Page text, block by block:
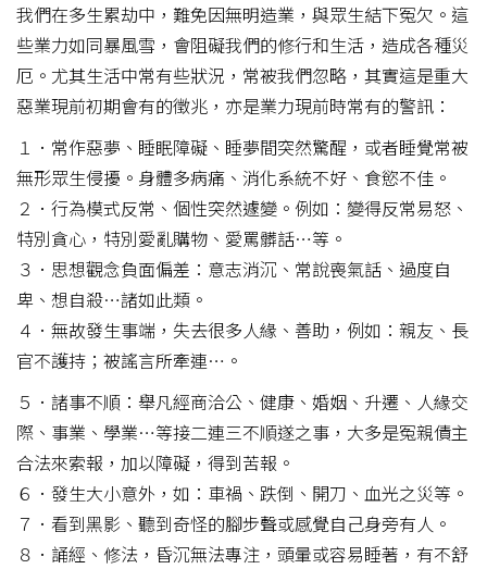
我們在多生累劫中，難免因無明造業，與眾生結下冤欠。這
些業力如同暴風雪，會阻礙我們的修行和生活，造成各種災
厄。尤其生活中常有些狀況，常被我們忽略，其實這是重大
惡業現前初期會有的徵兆，亦是業力現前時常有的警訊：
１．常作惡夢、睡眠障礙、睡夢間突然驚醒，或者睡覺常被
無形眾生侵擾。身體多病痛、消化系統不好、食慾不佳。
２．行為模式反常、個性突然遽變。例如：變得反常易怒、
特別貪心，特別愛亂購物、愛罵髒話…等。
３．思想觀念負面偏差：意志消沉、常說喪氣話、過度自
卑、想自殺…諸如此類。
４．無故發生事端，失去很多人緣、善助，例如：親友、長
官不護持；被謠言所牽連…。
５．諸事不順：舉凡經商洽公、健康、婚姻、升遷、人緣交
際、事業、學業…等接二連三不順遂之事，大多是冤親債主
合法來索報，加以障礙，得到苦報。
６．發生大小意外，如：車禍、跌倒、開刀、血光之災等。
７．看到黑影、聽到奇怪的腳步聲或感覺自己身旁有人。
８．誦經、修法，昏沉無法專注，頭暈或容易睡著，有不舒